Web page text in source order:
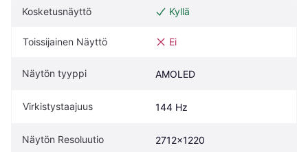
Kosketusnäyttö Kyllä
Toissijainen Näyttö Ei
Näytön tyyppi AMOLED
Virkistystaajuus 144 Hz
Näytön Resoluutio 2712x1220